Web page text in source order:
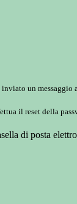
inviato un
il reset della
di posta